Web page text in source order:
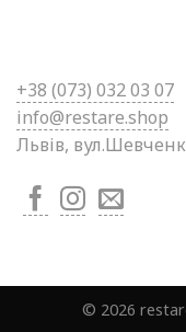
+38 (073) 032 03 07
info@restare.shop
Львів,
© 2026